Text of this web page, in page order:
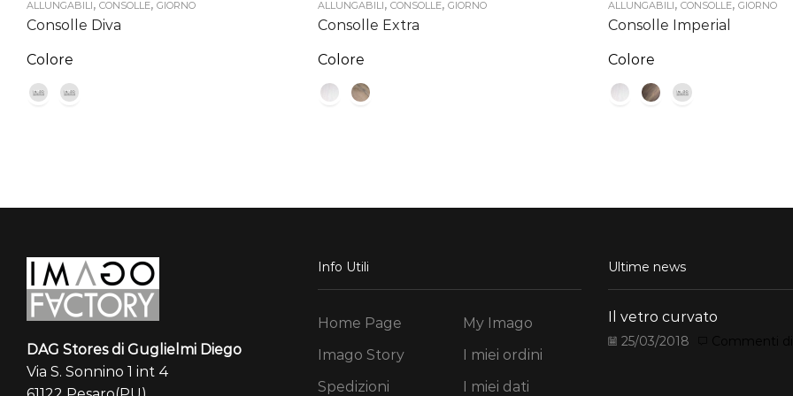
ALLUNGABILI, CONSOLLE, GIORNO
Consolle Diva
Colore
ALLUNGABILI, CONSOLLE, GIORNO
Consolle Extra
Colore
ALLUNGABILI, CONSOLLE, GIORNO
Consolle Imperial
Colore
DAG Stores di Guglielmi Diego
Via S. Sonnino 1 int 4
Info Utili
Home Page
Imago Story
Spedizioni
My Imago
I miei ordini
I miei dati
Ultime news
Il vetro curvato
25/03/2018